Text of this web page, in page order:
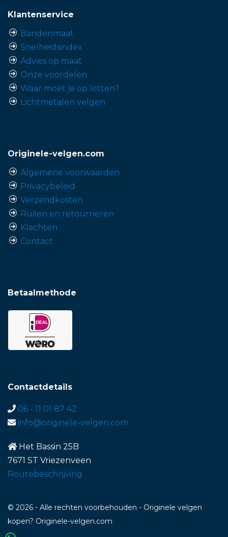
Klantenservice
Bandenmaat
Snelheidsindex
Advies op maat
Onze voordelen
Waar moet je op letten?
Lichtmetalen velgen
Originele-velgen.com
Algemene voorwaarden
Privacybeleid
Verzendkosten
Ruilen en retourneren
Klachten
Contact
Betaalmethode
Contactdetails
06 - 11 01 87 42
info@originele-velgen.com
Het Bassin 25B
7671 ST Vriezenveen
Routebeschrijving
© 2026 - Alle rechten voorbehouden - Originele velgen
kopen? Originele-velgen.com